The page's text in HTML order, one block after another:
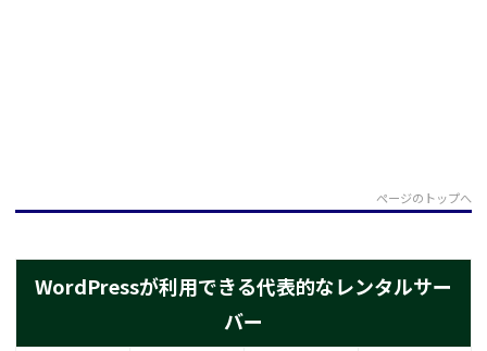
ページのトップへ
WordPressが利用できる代表的なレンタルサー
バー